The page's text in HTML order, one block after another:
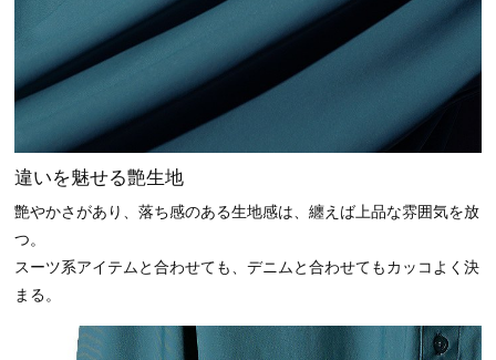
違いを魅せる艶生地
艶やかさがあり、落ち感のある生地感は、纏えば上品な雰囲気を放
つ。
スーツ系アイテムと合わせても、デニムと合わせてもカッコよく決
まる。